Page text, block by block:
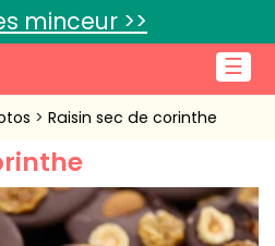
☰
minceur >>
Raisin sec de corinthe